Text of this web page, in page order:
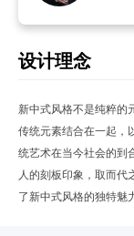
设计理念
新中式风格不是纯粹的
传统元素结合在一起，
统艺术在当今社会的到
人的刻板印象，取而代
了新中式风格的独特魅